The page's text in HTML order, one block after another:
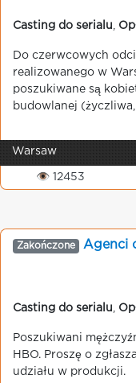
Casting do serialu
Do czerwcowych
realizowanego w
poszukiwane są
budowlanej
Warsaw
👁 12453
Zakończone Agenci
Casting do serialu
Poszukiwani
HBO. Proszę o
udziału w produkcji.